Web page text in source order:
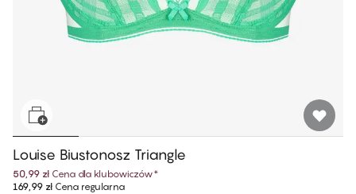
Louise Biustonosz Triangle
50,99 zł Cena dla klubowiczów*
169,99 złCena regularna